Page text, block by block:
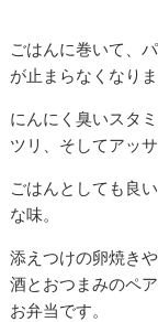
ごはんに巻いて、
が止まらなくなりま
にんにく臭いスタ
ツリ、そしてアッサ
ごはんとしても良
な味。
添えつけの卵焼き
酒とおつまみのペ
お弁当です。